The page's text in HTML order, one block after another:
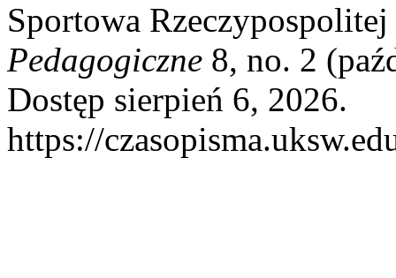
Sportowa
Pedagogiczne 8, no. 2
Dostęp sierpień 6, 2026.
https://